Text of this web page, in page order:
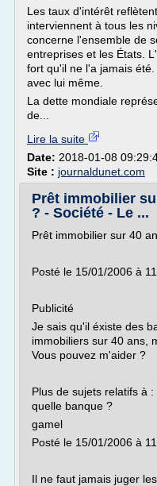
Les taux d'intérêt
interviennent à tous les
concerne l'ensemble de
entreprises et les États.
fort qu'il ne l'a jamais
avec lui même.
La dette mondiale
de...
Lire la suite
Date: 2018-01-08
Site : journaldunet.com
Prêt immobilier
? - Société - Le ...
Prêt immobilier sur 40
Posté le 15/01/2006 à
Publicité
Je sais qu'il éxiste des
immobiliers sur 40 ans,
Vous pouvez m'aider ?
Plus de sujets relatifs à
quelle banque ?
gamel
Posté le 15/01/2006 à
Il ne faut jamais juger